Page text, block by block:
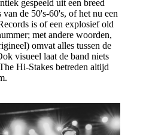
gespeeld uit een breed
van de 50's-60's, of het nu een
is of een explosief old
met andere woorden,
omvat alles tussen de
visueel laat de band niets
Hi-Stakes betreden altijd